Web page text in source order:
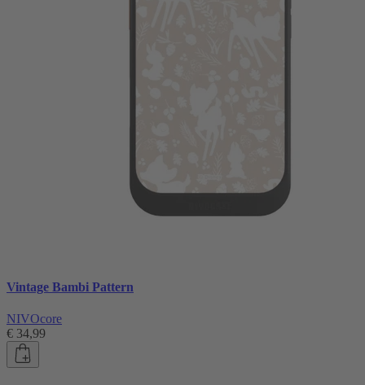
Vintage Bambi Pattern
NIVOcore
€ 34,99